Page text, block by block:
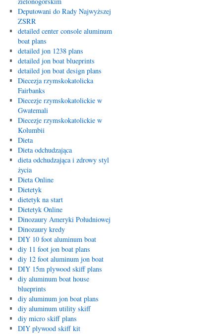
Deputowani do Rady Najwyższej
ZSRR
detailed center console aluminum
boat plans
detailed jon 1238 plans
detailed jon boat blueprints
detailed jon boat design plans
Diecezja rzymskokatolicka
Fairbanks
Diecezje rzymskokatolickie w
Gwatemali
Diecezje rzymskokatolickie w
Kolumbii
Dieta
Dieta odchudzająca
dieta odchudzająca i zdrowy styl
życia
Dieta Online
Dietetyk
dietetyk na start
Dietetyk Online
Dinozaury Ameryki Południowej
Dinozaury kredy
DIY 10 foot aluminum boat
diy 11 foot jon boat plans
diy 12 foot aluminum jon boat
DIY 15m plywood skiff plans
diy aluminum boat house
blueprints
diy aluminum jon boat plans
diy aluminum utility skiff
diy micro skiff plans
DIY plywood skiff kit